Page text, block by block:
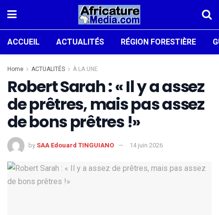
ACCUEIL ACTUALITÉS RÉGION FORESTIÈRE
Home ACTUALITÉS À LA UNE
Robert Sarah : « Il y a assez
de prêtres, mais pas assez
de bons prêtres !»
by SAA Edouard TINGUIANO 14 juin 2026